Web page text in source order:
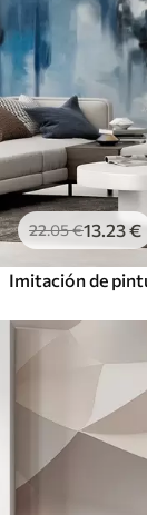
22.05€13 .23€